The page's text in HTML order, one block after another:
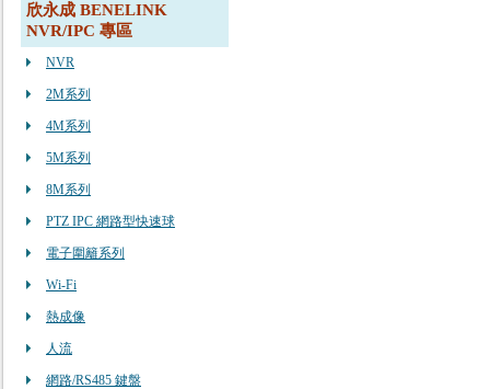
欣永成 BENELINK
NVR/IPC 專區
NVR
2M系列
4M系列
5M系列
8M系列
PTZ IPC 網路型快速球
電子圍籬系列
Wi-Fi
熱成像
人流
網路/RS485 鍵盤